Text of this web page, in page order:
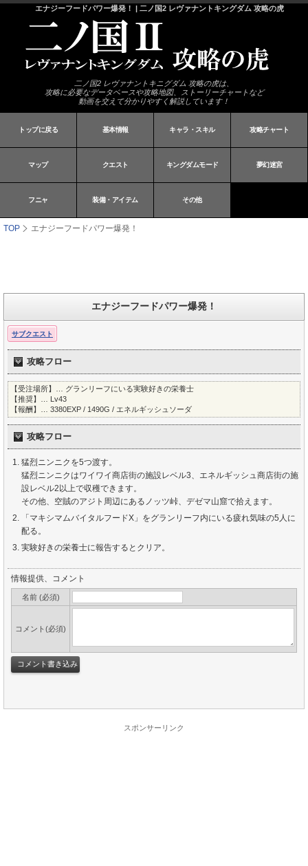
エナジーフードパワー爆発！ | 二ノ国2 レヴァナントキングダム 攻略の虎
二ノ国2 レヴァナントキニグダム 攻略の虎は、
攻略に必要なデータベースや攻略地図、ストーリーチャートなど
動画を交えて分かりやすく解説しています！
トップに戻る 基本情報 キャラ・スキル 攻略チャート
マップ クエスト キングダムモード 夢幻迷宮
フニャ 装備・アイテム その他
TOP エナジーフードパワー爆発！
エナジーフードパワー爆発！
サブクエスト
攻略フロー
【受注場所】… グランリーフにいる実験好きの栄養士
【推奨】… Lv43
【報酬】… 3380EXP / 1490G / エネルギッシュソーダ
攻略フロー
猛烈ニンニクを5つ渡す。
猛烈ニンニクはワイワイ商店街の施設レベル3、エネルギッシュ商店街の施
設レベル2以上で収穫できます。
その他、空賊のアジト周辺にあるノッツ峠、デゼマ山窟で拾えます。
「マキシマムバイタルフードX」をグランリーフ内にいる疲れ気味の5人に
配る。
実験好きの栄養士に報告するとクリア。
情報提供、コメント
名前 (必須)
コメント(必須)
スポンサーリンク